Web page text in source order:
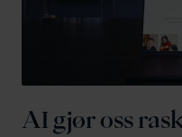
AI gjør oss